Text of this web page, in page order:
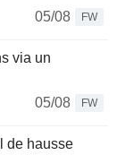
05/08
FW
via un
05/08
FW
de hausse